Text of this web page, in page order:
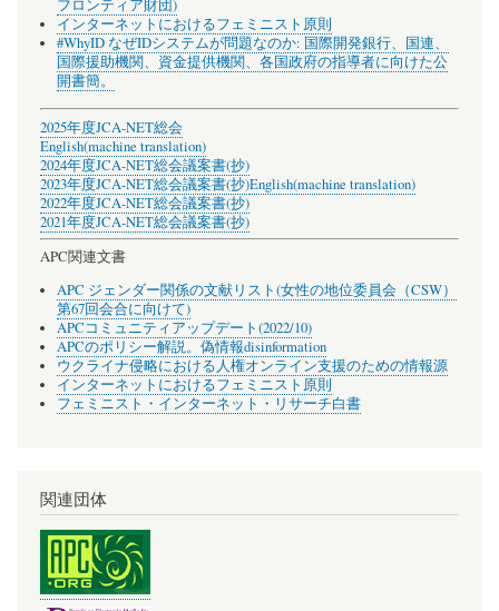
フロンティア財団)
インターネットにおけるフェミニスト原則
#WhyID なぜIDシステムが問題なのか: 国際開発銀行、国連、
国際援助機関、資金提供機関、各国政府の指導者に向けた公
開書簡。
2025年度JCA-NET総会
English(machine translation)
2024年度JCA-NET総会議案書(抄)
2023年度JCA-NET総会議案書(抄)English(machine translation)
2022年度JCA-NET総会議案書(抄)
2021年度JCA-NET総会議案書(抄)
APC関連文書
APC ジェンダー関係の文献リスト(女性の地位委員会（CSW）
第67回会合に向けて)
APCコミュニティアップデート(2022/10)
APCのポリシー解説。偽情報disinformation
ウクライナ侵略における人権オンライン支援のための情報源
インターネットにおけるフェミニスト原則
フェミニスト・インターネット・リサーチ白書
関連団体